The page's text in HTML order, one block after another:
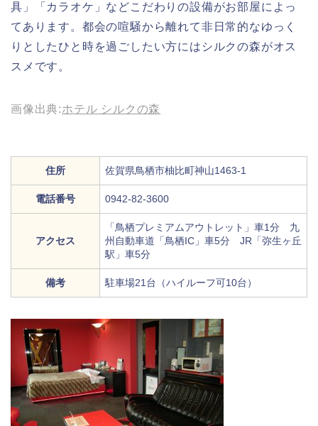
具」「カラオケ」などこだわりの設備がお部屋によっ
てあります。都会の喧騒から離れて非日常的なゆっく
りとしたひと時を過ごしたい方にはシルクの森がオス
スメです。
画像出典:ホテル シルクの森
住所 佐賀県鳥栖市柚比町神山1463-1
電話番号 0942-82-3600
アクセス
「鳥栖プレミアムアウトレット」車1分 九
州自動車道「鳥栖IC」車5分 JR「弥生ヶ丘
駅」車5分
備考 駐車場21台（ハイルーフ可10台）